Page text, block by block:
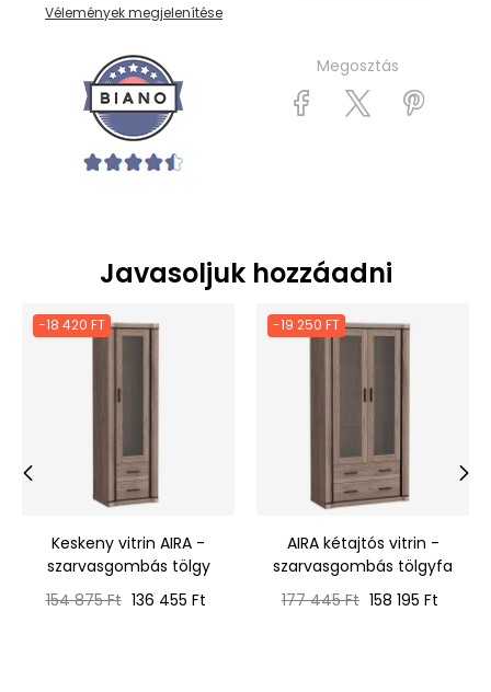
Vélemények megjelenítése
Megosztás
Javasoljuk hozzáadni
-18 420 FT
Keskeny vitrin AIRA -
szarvasgombás tölgy
Normál
154 875 Ft Ár
136 455 Ft
-19 250 FT
AIRA kétajtós vitrin -
szarvasgombás tölgyfa
Normál
177 445 Ft Ár
158 195 Ft